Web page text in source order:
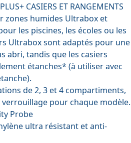
CASIERS ET RANGEMENTS
zones humides Ultrabox et
les piscines, les écoles ou les
Ultrabox sont adaptés pour une
abri, tandis que les casiers
étanches* (à utiliser avec
de 2, 3 et 4 compartiments,
pour chaque modèle.
Probe
ultra résistant et anti-